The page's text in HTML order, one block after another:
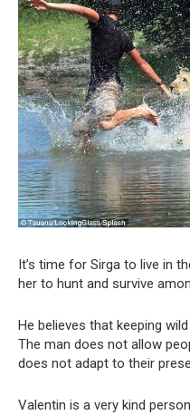
It’s time for Sirga to live in
her to hunt and survive
He believes that keeping
The man does not allow
does not adapt to their
Valentin is a very kind